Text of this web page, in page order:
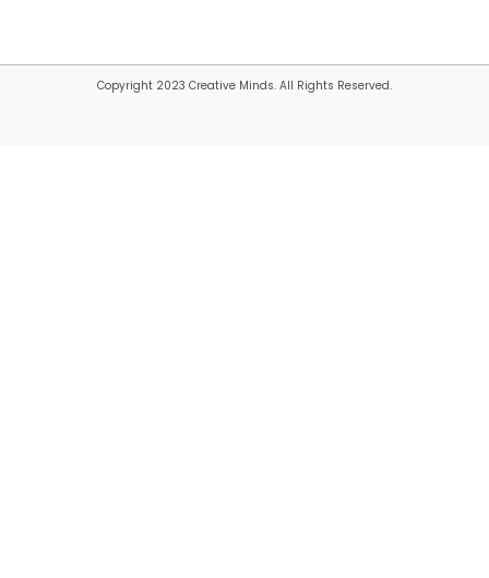
Copyright 2023 Creative Minds. All Rights Reserved.